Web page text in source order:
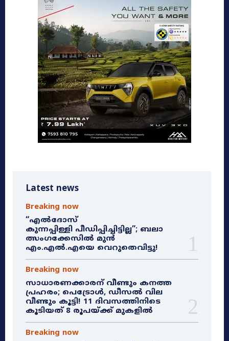
Latest news
Breaking now
“എൽദോസ്
കുന്നപ്പിള്ളി പീഡിപ്പിച്ചിട്ടില്ല”; ബലാ
ത്സംഗക്കേസിൽ മുൻ
എം.എൽ.എയെ വെറുതെവിട്ടു!
Breaking now
സാധാരണക്കാരന് വീണ്ടും കനത്ത
പ്രഹരം; പെട്രോൾ, ഡീസൽ വില
വീണ്ടും കൂട്ടി! 11 ദിവസത്തിനിടെ
കൂടിയത് 8 രൂപയ്ക്ക് മുകളിൽ
Breaking now